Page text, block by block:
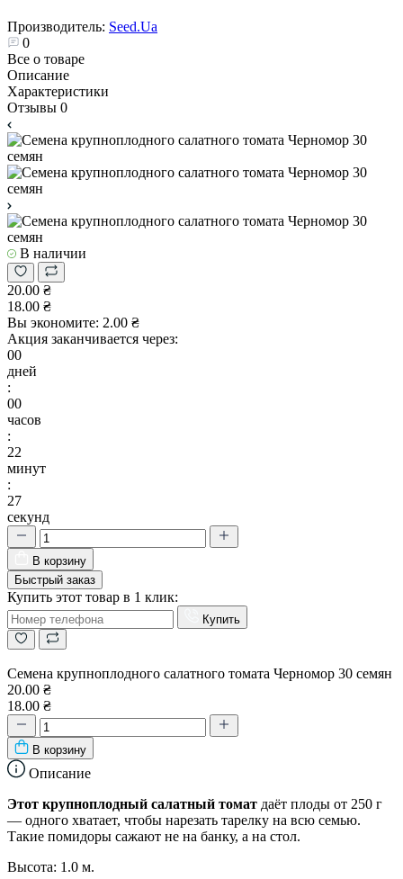
Производитель: Seed.Ua
0
Все о товаре
Описание
Характеристики
Отзывы 0
В наличии
20.00 ₴
18.00 ₴
Вы экономите: 2.00 ₴
Акция заканчивается через:
00
дней
:
00
часов
:
22
минут
:
26
секунд
В корзину
Быстрый заказ
Купить этот товар в 1 клик:
Купить
Семена крупноплодного салатного томата Черномор 30 семян
20.00 ₴
18.00 ₴
В корзину
Описание
Этот крупноплодный салатный томат даёт плоды от 250 г
— одного хватает, чтобы нарезать тарелку на всю семью.
Такие помидоры сажают не на банку, а на стол.
Высота: 1.0 м.